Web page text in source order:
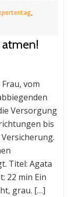
,
vom
Versorgung
bis
Titel: Agata
22 min Ein
grau. […]